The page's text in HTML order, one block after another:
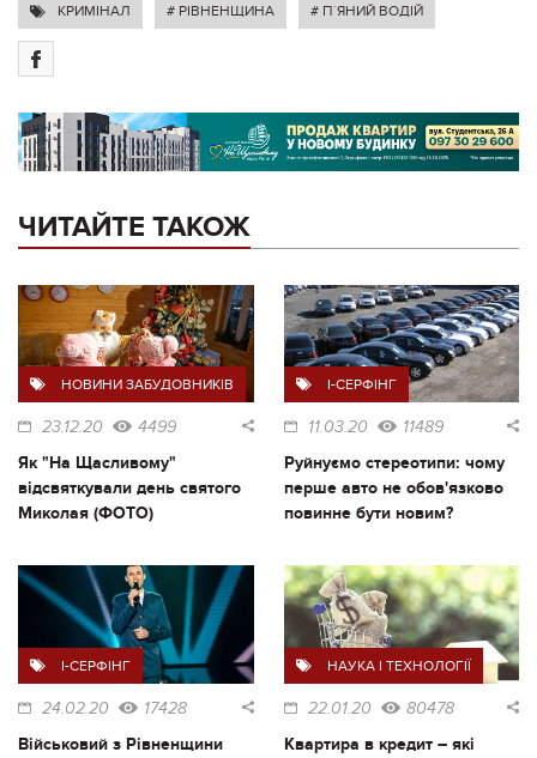
КРИМІНАЛ # РІВНЕНЩИНА # П`ЯНИЙ ВОДІЙ
ЧИТАЙТЕ ТАКОЖ
НОВИНИ ЗАБУДОВНИКІВ
23.12.20 4499
Як "На Щасливому"
відсвяткували день святого
Миколая (ФОТО)
I-СЕРФІНГ
11.03.20 11489
Руйнуємо стереотипи: чому
перше авто не обов'язково
повинне бути новим?
I-СЕРФІНГ
24.02.20 17428
Військовий з Рівненщини
НАУКА І ТЕХНОЛОГІЇ
22.01.20 80478
Квартира в кредит – які